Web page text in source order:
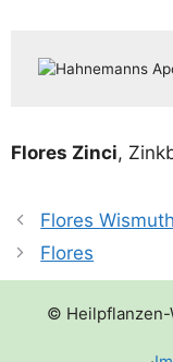
Flo­res Zin­ci,
Flores
Flores
© Heilpflanzen-